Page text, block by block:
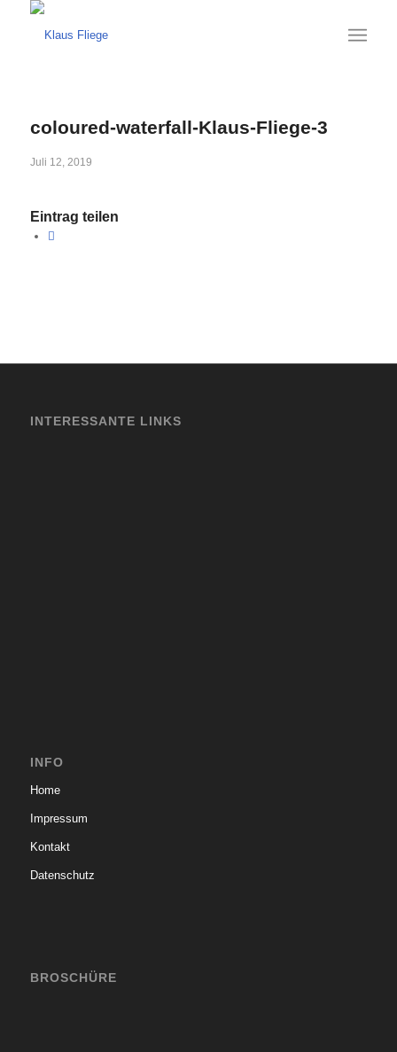
coloured-waterfall-Klaus-Fliege-3
Juli 12, 2019
Eintrag teilen
INTERESSANTE LINKS
INFO
Home
Impressum
Kontakt
Datenschutz
BROSCHÜRE